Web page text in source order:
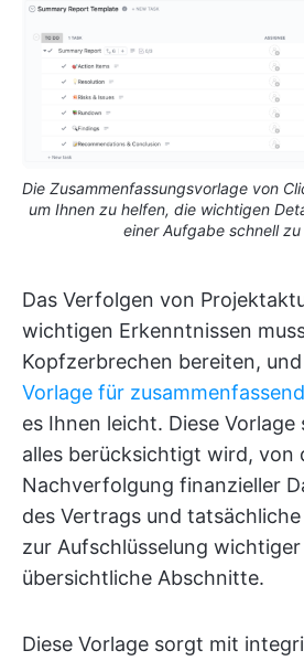
Die Zusammenfassungsvorlage von
um Ihnen zu helfen, die wichtigen
einer Aufgabe schnell zu
Das Verfolgen von
wichtigen Erkenntnissen
Kopfzerbrechen bereiten,
Vorlage für
es Ihnen leicht. Diese
alles berücksichtigt wird, von
Nachverfolgung finanzieller
des Vertrags und
zur Aufschlüsselung
übersichtliche Abschnitte.
Diese Vorlage sorgt mit